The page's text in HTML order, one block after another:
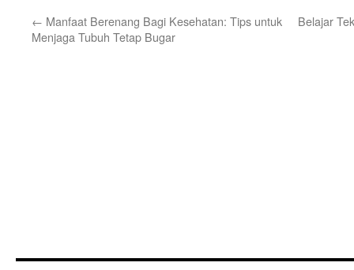
← Manfaat Berenang Bagi Kesehatan: Tips untuk
Menjaga Tubuh Tetap Bugar
Belajar